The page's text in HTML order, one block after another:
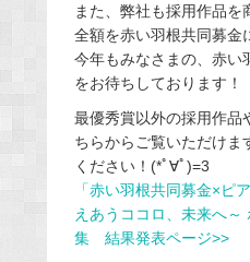
また、弊社も採用作品
全額を赤い羽根共同募金
今年もみなさまの、赤い
をお待ちしております！
最優秀賞以外の採用作品
ちらからご覧いただけま
ください！(*ﾟ∀ﾟ)=3
「赤い羽根共同募金×ピ
えあうココロ、未来へ～
集 結果発表ページ>>